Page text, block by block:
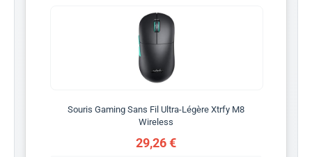
Souris Gaming Sans Fil Ultra-Légère Xtrfy M8
Wireless
29,26 €